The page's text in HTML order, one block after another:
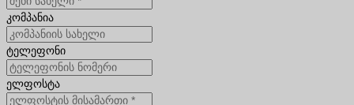
კომპანია
ტელეფონი
ელფოსტა